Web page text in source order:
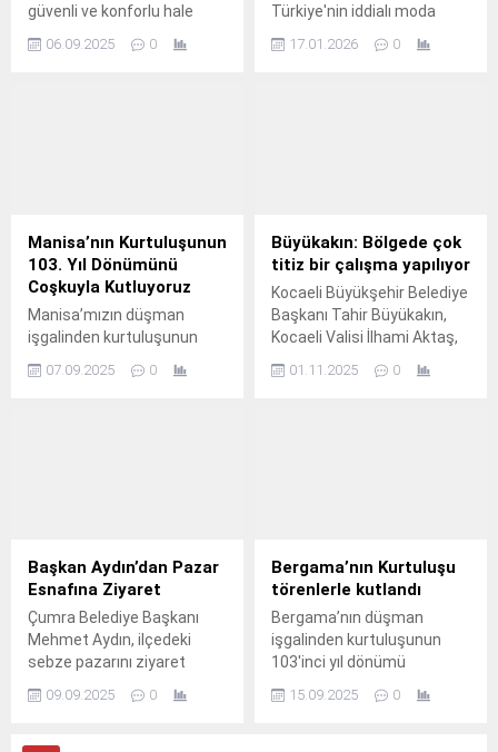
güvenli ve konforlu hale
çalışmalarını sürdürüyor.
06.09.2025 0
Türkiye'nin iddialı moda
Govana, Avrupa'nın en
17.01.2026 0
Manisa’nın Kurtuluşunun
103. Yıl Dönümünü
Coşkuyla Kutluyoruz
Manisa’mızın düşman
işgalinden kurtuluşunun
07.09.2025 0
Büyükakın: Bölgede çok
titiz bir çalışma yapılıyor
Kocaeli Büyükşehir Belediye
Başkanı Tahir Büyükakın,
Kocaeli Valisi İlhami Aktaş,
yıkılarak 4 kişinin hayatını
01.11.2025 0
Başkan Aydın’dan Pazar
Esnafına Ziyaret
Çumra Belediye Başkanı
Mehmet Aydın, ilçedeki
sebze pazarını ziyaret
vatandaşlarla bir araya
09.09.2025 0
Bergama’nın Kurtuluşu
törenlerle kutlandı
Bergama’nın düşman
işgalinden kurtuluşunun
103'inci yıl dönümü
15.09.2025 0